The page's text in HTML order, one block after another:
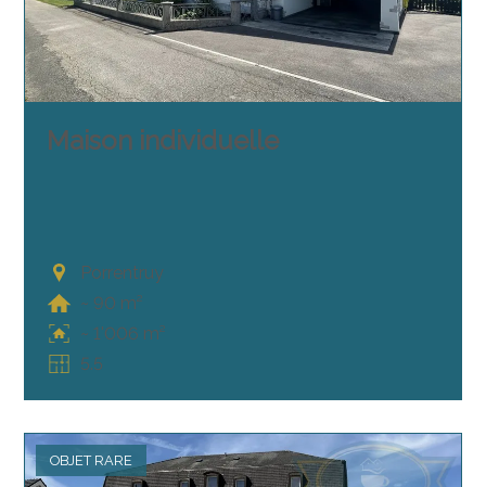
Maison individuelle
Porrentruy
~ 90 m²
~ 1'006 m²
5.5
OBJET RARE